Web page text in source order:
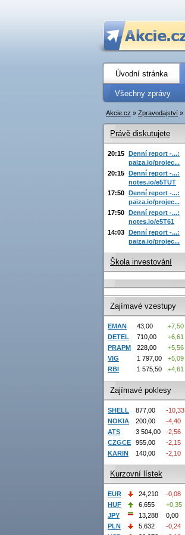
Úvodní stránka
Všechny zprávy
Akcie.cz » Zpravodajství »
Právě diskutujete
20:15 Denní report -...:
paiza.io/projec...
20:15 Denní report -...:
notes.io/e5TUT
17:50 Denní report -...:
paiza.io/projec...
17:50 Denní report -...:
notes.io/e5T61
14:03 Denní report -...:
paiza.io/projec...
Škola investování
Zajímavé vzestupy
EMAN 43,00
+7,50
DETEL
710,00
+6,61
PRAPM
228,00
+5,56
VIG
1 797,00
+5,09
RBI
1 575,50 +4,61
Zajímavé poklesy
SHELL 877,00
-10,33
NOKIA
200,00
-4,40
ATS
3 504,00
-2,56
CZGCE
955,00
-2,15
KARIN
140,00 -2,10
Kurzovní lístek
EUR 24,210
-0,08
HUF
6,655
+0,35
JPY
13,288
0,00
PLN
5,632
-0,24